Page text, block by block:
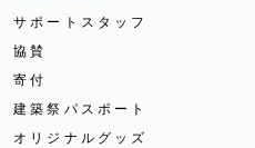
サポートスタッフ
協賛
寄付
建築祭パスポート
オリジナルグッズ